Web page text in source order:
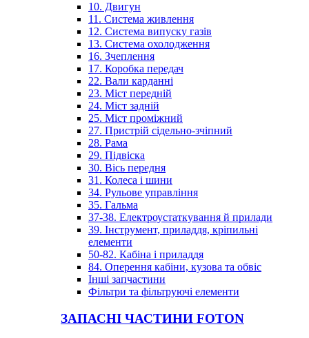
10. Двигун
11. Система живлення
12. Система випуску газів
13. Система охолодження
16. Зчеплення
17. Коробка передач
22. Вали карданні
23. Міст передній
24. Міст задній
25. Міст проміжний
27. Пристрій сідельно-зчіпний
28. Рама
29. Підвіска
30. Вісь передня
31. Колеса і шини
34. Рульове управління
35. Гальма
37-38. Електроустаткування й прилади
39. Інструмент, приладдя, кріпильні
елементи
50-82. Кабіна і приладдя
84. Оперення кабіни, кузова та обвіс
Інші запчастини
Фільтри та фільтруючі елементи
ЗАПАСНІ ЧАСТИНИ FOTON